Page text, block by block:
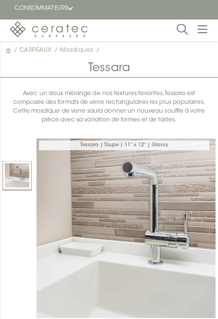
CONSOMMATEURS
En
Trouver
un
/ CARREAUX / Mosaïques /
Tessara
Avec un doux mélange de nos textures favorites, Tessara est
composée des formats de verre rectangulaires les plus populaires.
Cette mosaïque de verre saura donner un nouveau souffle à votre
pièce avec sa variation de formes et de tailles.
Tessara | Taupe | 11" x 12" | Glossy